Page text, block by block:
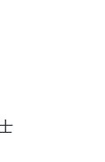
居士 山